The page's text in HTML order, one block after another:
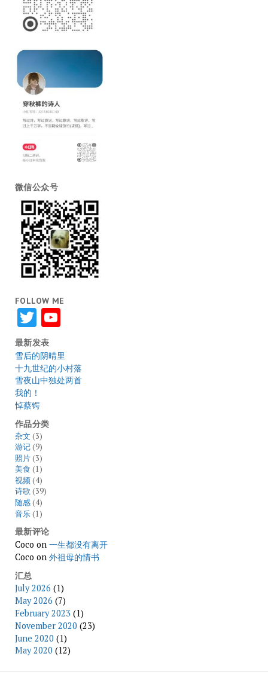
微信公众号
FOLLOW ME
TwitterYouTube
最新发表
雪后的阴晴里
十九世纪的小村落
雪夜山中独处两首
我的！
悼蔡锷
作品分类
杂文 (3)
游记(9)
照片(3)
美食 (1)
视频(4)
诗歌(39)
随感(4)
音乐(1)
最新评论
Coco on 一生都没有离开
Coco on 外祖母的情书
汇总
July 2026 (1)
May 2026 (7)
February 2023 (1)
November 2020 (23)
June 2020 (1)
May 2020 (12)